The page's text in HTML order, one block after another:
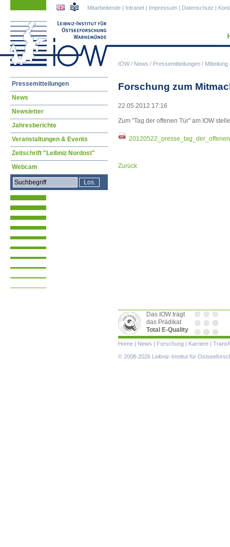
IOW/ News / Pressemitteilungen / Mitteilung
Mitarbeitende | Intranet | Impressum | Datenschutz |
Forschung zum
22.05.2012 17:16
Zum "Tag der offenen Tür" am IOW
Zurück
Navigation
Pressemitteilungen
News
Newsletter
Jahresberichte
Veranstaltungen & Events
Zeitschrift "Leibniz Nordost"
Webcam
Das IOW trägt
das Prädikat
Total E-Quality
Navigation
überspringen
Home | News | Forschung | Karriere |
© 2008-2026 Leibniz-Institut für